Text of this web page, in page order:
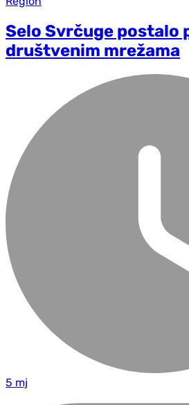
Selo Svrčuge postalo
društvenim mrežama
5 mj